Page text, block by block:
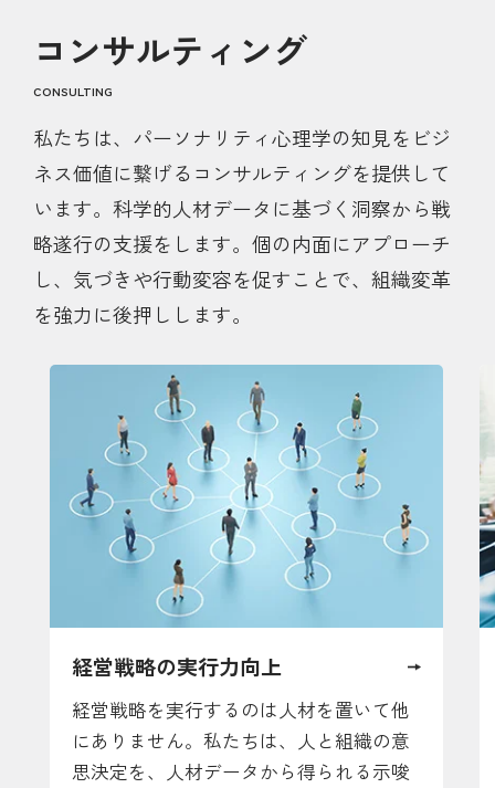
コンサルティング
CONSULTING
私たちは、パーソナリティ心理学の知見をビジ
ネス価値に繋げるコンサルティングを提供して
います。 科学的人材データに基づく洞察から戦
略遂行の支援をします。個の内面にアプローチ
し、気づきや行動変容を促すことで、組織変革
を強力に後押しします。
経営戦略の実行力向上
経営戦略を実行するのは人材を置いて他
にありません。私たちは、人と組織の意
思決定を、人材データから得られる示唆